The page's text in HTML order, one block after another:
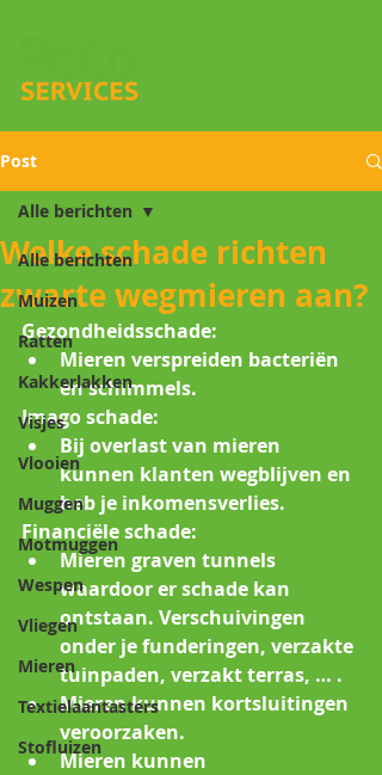
Post
Alle berichten
Muizen
Ratten
Kakkerlakken
Visjes
Vlooien
Muggen
Motmuggen
Wespen
Vliegen
Mieren
Textielaantasters
Stofluizen
Alle berichten
Welke schade richten
zwarte wegmieren aan?
Gezondheidsschade:
Mieren verspreiden bacteriën
en schimmels.
Imago schade:
Bij overlast van mieren
kunnen klanten wegblijven en
heb je inkomensverlies.
Financiële schade:
Mieren graven tunnels
waardoor er schade kan
ontstaan. Verschuivingen
onder je funderingen, verzakte
tuinpaden, verzakt terras, … .
Mieren kunnen kortsluitingen
veroorzaken.
Mieren kunnen